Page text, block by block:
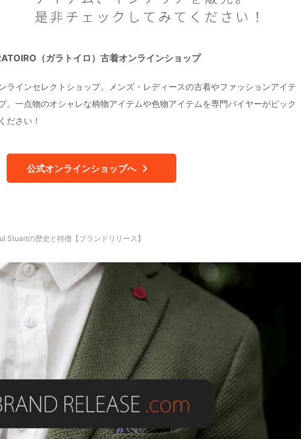
（ガラトイロ）古着オンラインショップ
ラインセレクトショップ。メンズ・レディースの古着やファッションアイテ
。一点物のオシャレな柄物アイテムや色物アイテムを専門バイヤーがピック
ださい！
公式オンラインショップへ
Stuartの歴史と特徴【ブランドリリース】